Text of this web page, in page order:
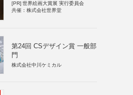
[PR] 世界絵画大賞展 実行委員会
共催：株式会社世界堂
第24回 CSデザイン賞 一般部
門
株式会社中川ケミカル